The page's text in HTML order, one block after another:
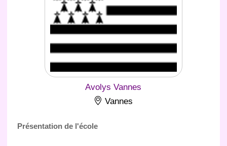
Avolys Vannes
Vannes
Présentation de l'école